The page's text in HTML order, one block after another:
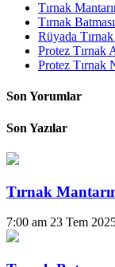
Tırnak
Tırnak
Rüyada
Protez Tırnak
Protez Tırnak
Son Yorumlar
Son Yazılar
Tırnak
7:00 am 23 Tem